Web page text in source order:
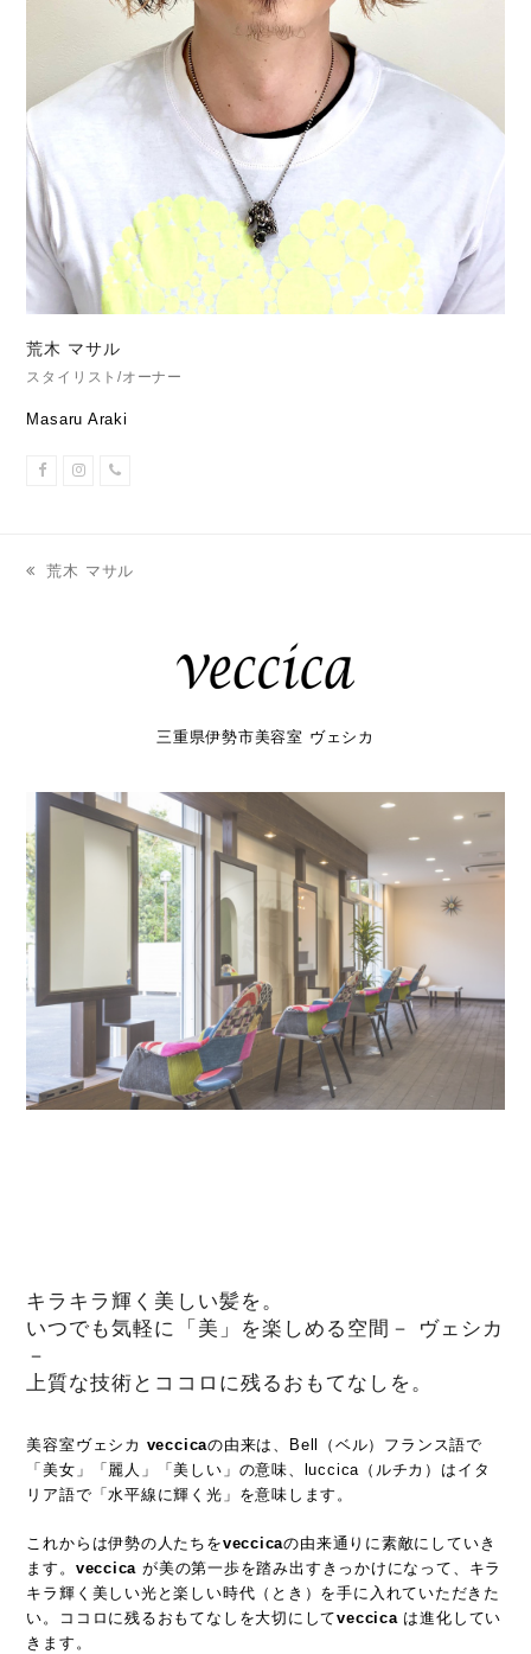
荒木 マサル
スタイリスト/オーナー
Masaru Araki
FacebookInstagram
Phone
previous
荒木 マサル
三重県伊勢市美容室 ヴェシカ
キラキラ輝く美しい髪を。
いつでも気軽に「美」を楽しめる空間－ ヴェシカ
－
上質な技術とココロに残るおもてなしを。
美容室ヴェシカ veccicaの由来は、Bell（ベル）フランス語で
「美女」「麗人」「美しい」の意味、luccica（ルチカ）はイタ
リア語で「水平線に輝く光」を意味します。
これからは伊勢の人たちをveccicaの由来通りに素敵にしていき
ます。 veccica が美の第一歩を踏み出すきっかけになって、キラ
キラ輝く美しい光と楽しい時代（とき）を手に入れていただきた
い。ココロに残るおもてなしを大切にしてveccicaは進化してい
きます。